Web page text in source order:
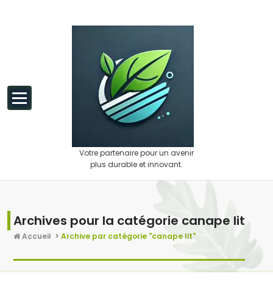
Votre partenaire pour un avenir
plus durable et innovant.
Archives pour la catégorie canape lit
Accueil > Archive par catégorie "canape lit"